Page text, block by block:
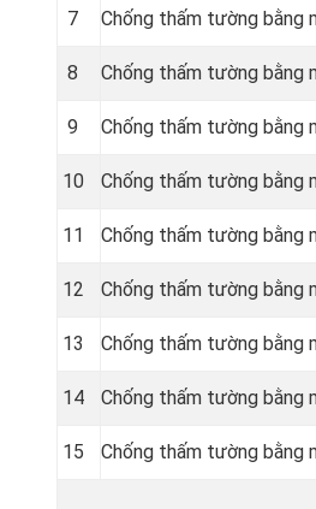
7 Chống thấm tường bằng
8 Chống thấm tường bằng
9 Chống thấm tường bằng
10 Chống thấm tường bằng
11 Chống thấm tường bằng
12 Chống thấm tường bằng
13 Chống thấm tường bằng
14 Chống thấm tường bằng
15 Chống thấm tường bằng